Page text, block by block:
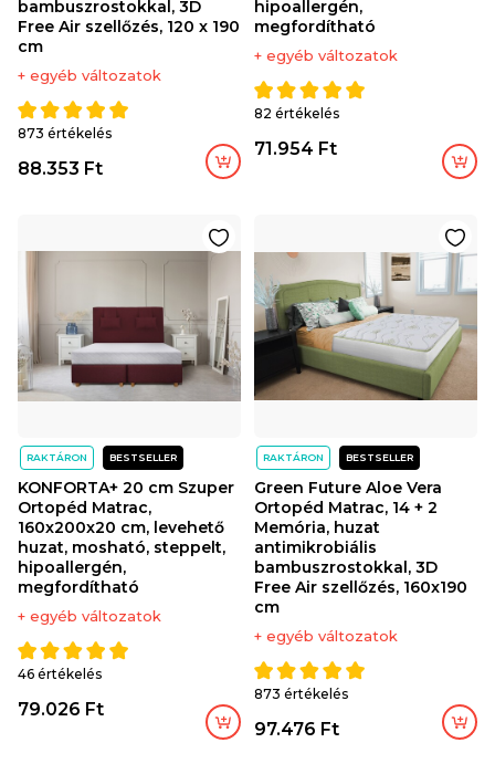
bambuszrostokkal, 3D
Free Air szellőzés, 120 x 190
cm
+ egyéb változatok
873 értékelés
88.353 Ft
hipoallergén,
megfordítható
+ egyéb változatok
82 értékelés
71.954 Ft
RAKTÁRON BESTSELLER
KONFORTA+ 20 cm Szuper
Ortopéd Matrac,
160x200x20 cm, levehető
huzat, mosható, steppelt,
hipoallergén,
megfordítható
+ egyéb változatok
46 értékelés
79.026 Ft
RAKTÁRON BESTSELLER
Green Future Aloe Vera
Ortopéd Matrac, 14 + 2
Memória, huzat
antimikrobiális
bambuszrostokkal, 3D
Free Air szellőzés, 160x190
cm
+ egyéb változatok
873 értékelés
97.476 Ft